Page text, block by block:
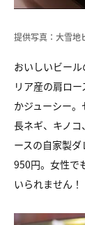
提供写真：大雪地
おいしいビー
リア産の肩ロ
かジューシー。
長ネギ、キノ
ースの自家製
950円。女性で
いられません！